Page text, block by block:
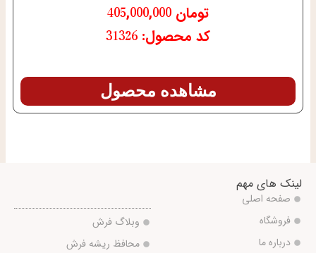
تومان
کد محصول: 31326
مشاهده محصول
لینک های مهم
صفحه اصلی
فروشگاه
درباره ما
وبلاگ فرش
محافظ ریشه فرش